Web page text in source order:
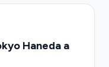
Haneda a